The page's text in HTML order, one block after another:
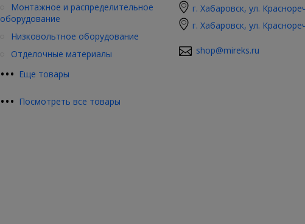
••• Еще товары
Монтажное и распределительное
оборудование
Низковольтное оборудование
Отделочные материалы
••• Посмотреть все товары
г. Хабаровск, ул.
г. Хабаровск, ул.
shop@mireks.ru